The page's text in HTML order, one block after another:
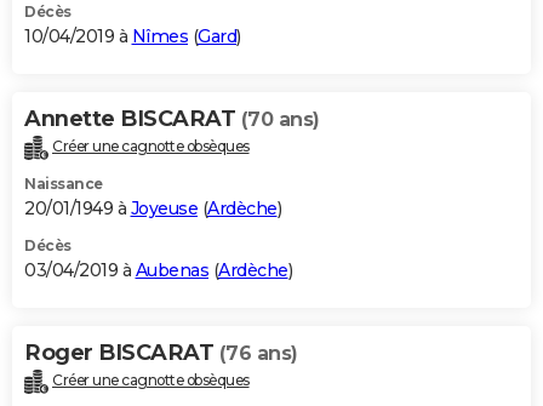
Décès
10/04/2019 à Nîmes (Gard)
Annette BISCARAT (70 ans)
Créer une cagnotte obsèques
Naissance
20/01/1949 à Joyeuse (Ardèche)
Décès
03/04/2019 à Aubenas (Ardèche)
Roger BISCARAT (76 ans)
Créer une cagnotte obsèques